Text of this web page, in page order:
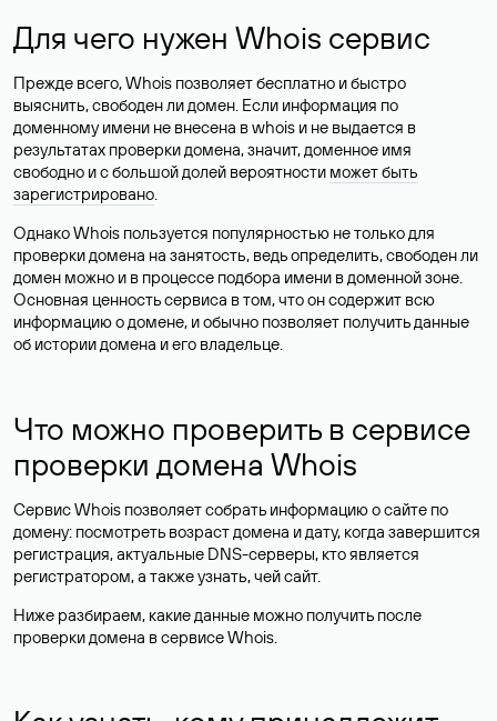
Для чего нужен Whois сервис
Прежде всего, Whois позволяет бесплатно и быстро
выяснить, свободен ли домен. Если информация по
доменному имени не внесена в whois и не выдается в
результатах проверки домена, значит, доменное имя
свободно и с большой долей вероятности может быть
зарегистрировано.
Однако Whois пользуется популярностью не только для
проверки домена на занятость, ведь определить, свободен ли
домен можно и в процессе подбора имени в доменной зоне.
Основная ценность сервиса в том, что он содержит всю
информацию о домене, и обычно позволяет получить данные
об истории домена и его владельце.
Что можно проверить в сервисе
проверки домена Whois
Сервис Whois позволяет собрать информацию о сайте по
домену: посмотреть возраст домена и дату, когда завершится
регистрация, актуальные DNS-серверы, кто является
регистратором, а также узнать, чей сайт.
Ниже разбираем, какие данные можно получить после
проверки домена в сервисе Whois.